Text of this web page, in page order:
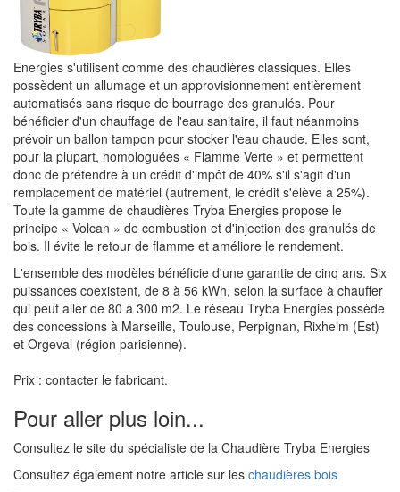
Energies s'utilisent comme des chaudières classiques. Elles
possèdent un allumage et un approvisionnement entièrement
automatisés sans risque de bourrage des granulés. Pour
bénéficier d'un chauffage de l'eau sanitaire, il faut néanmoins
prévoir un ballon tampon pour stocker l'eau chaude. Elles sont,
pour la plupart, homologuées « Flamme Verte » et permettent
donc de prétendre à un crédit d'impôt de 40% s'il s'agit d'un
remplacement de matériel (autrement, le crédit s'élève à 25%).
Toute la gamme de chaudières Tryba Energies propose le
principe « Volcan » de combustion et d'injection des granulés de
bois. Il évite le retour de flamme et améliore le rendement.
L'ensemble des modèles bénéficie d'une garantie de cinq ans. Six
puissances coexistent, de 8 à 56 kWh, selon la surface à chauffer
qui peut aller de 80 à 300 m2. Le réseau Tryba Energies possède
des concessions à Marseille, Toulouse, Perpignan, Rixheim (Est)
et Orgeval (région parisienne).
Prix : contacter le fabricant.
Pour aller plus loin...
Consultez le site du spécialiste de la Chaudière Tryba Energies
Consultez également notre article sur les chaudières bois